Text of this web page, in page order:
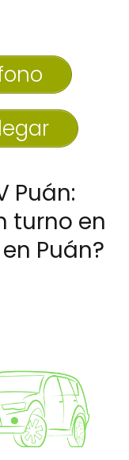
Puán:
turno en
Puán?